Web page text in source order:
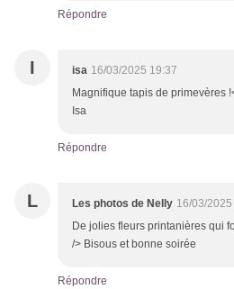
Répondre
I isa 16/03/2025 19:37
Magnifique tapis de primevères
Isa
Répondre
L Les photos de Nelly 16/03/
De jolies fleurs printanières qui
/> Bisous et bonne soirée
Répondre